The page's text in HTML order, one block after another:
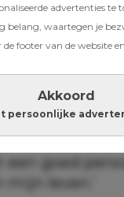
advertenties te
belang, waartegen je
footer van de website
Akkoord
persoonlijke
zien worden
hij heeft
dat je mij in
die ik wil zijn.
aan zou doen
zou
nu een
goed
leven.’